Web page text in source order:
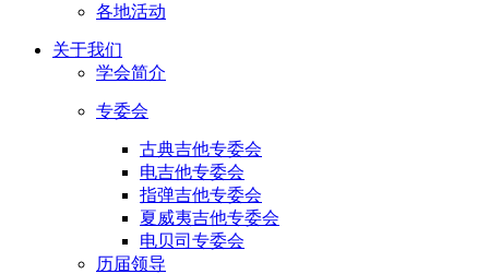
各地活动
关于我们
学会简介
专委会
古典吉他专委会
电吉他专委会
指弹吉他专委会
夏威夷吉他专委会
电贝司专委会
历届领导